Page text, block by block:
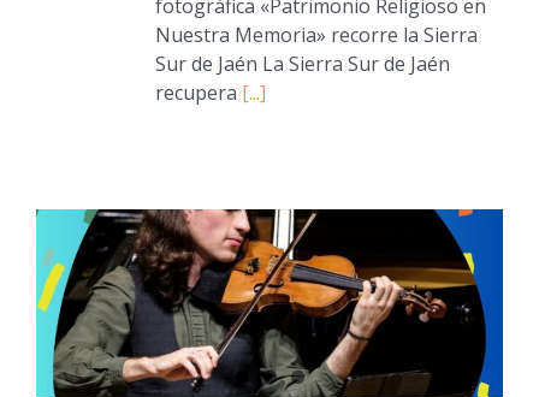
fotográfica «Patrimonio Religioso en
Nuestra Memoria» recorre la Sierra
Sur de Jaén La Sierra Sur de Jaén
recupera [...]